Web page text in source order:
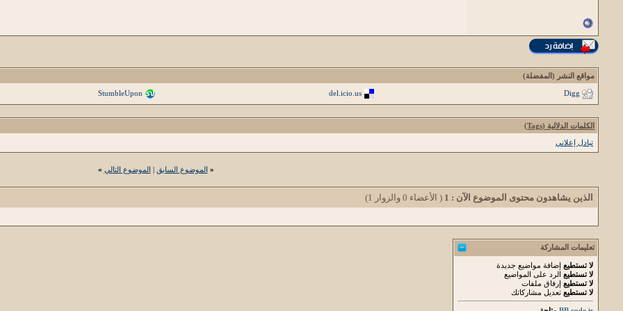
مواقع النشر (المفضلة)
Digg
del.icio.us
StumbleUpon
الكلمات الدلالية (Tags)
تبادل إعلاني
« الموضوع السابق | الموضوع التالي »
الذين يشاهدون محتوى الموضوع الآن : 1 ( الأعضاء 0 والزوار 1)
تعليمات المشاركة
لا تستطيع إضافة مواضيع جديدة
لا تستطيع الرد على المواضيع
لا تستطيع إرفاق ملفات
لا تستطيع تعديل مشاركاتك